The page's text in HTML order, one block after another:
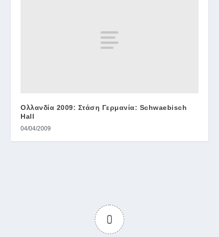
Ολλανδία 2009: Στάση Γερμανία: Schwaebisch
Hall
04/04/2009
0